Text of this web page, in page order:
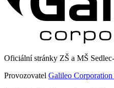
Oficiální stránky ZŠ a MŠ
Provozovatel Galileo Corporation